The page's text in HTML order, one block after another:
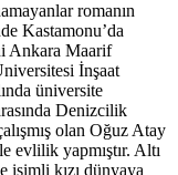
romanın
Kastamonu’da
Ankara Maarif
İnşaat
üniversite
Denizcilik
olan Oğuz Atay
evlilik yapmıştır. Altı
isimli kızı dünyaya